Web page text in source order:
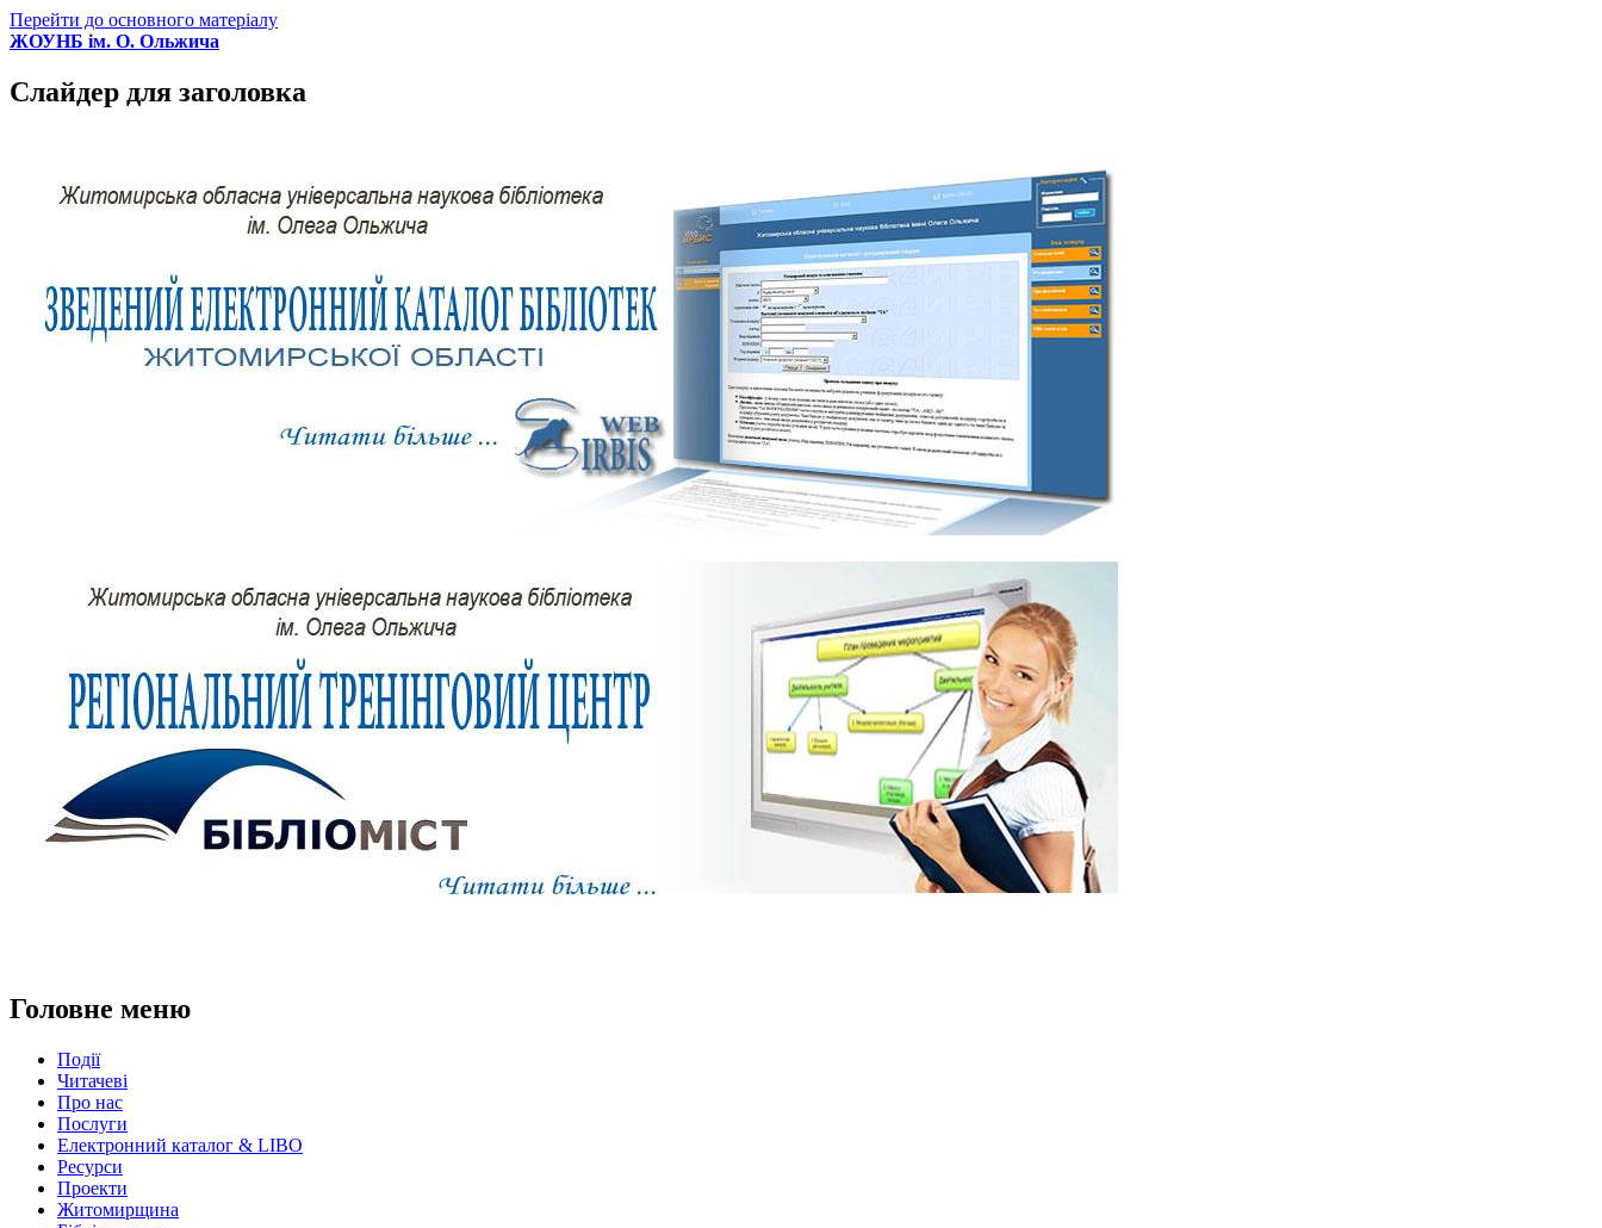
Перейти до основного матеріалу
ЖОУНБ ім. О. Ольжича
Слайдер для заголовка
Головне меню
Події
Читачеві
Про нас
Послуги
Електронний каталог & LIBO
Ресурси
Проекти
Житомирщина